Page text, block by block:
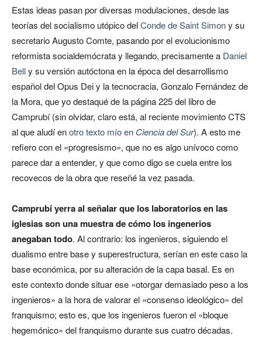
Estas ideas pasan por diversas modulaciones, desde las
teorías del socialismo utópico delConde de Saint Simony su
secretario Augusto Comte, pasando por el evolucionismo
reformista socialdemócrata y llegando, precisamente a Daniel
Belly su versión autóctona en la época del desarrollismo
español del Opus Dei y la tecnocracia, Gonzalo Fernández de
la Mora, que yo destaqué de la página 225 del libro de
Camprubí (sin olvidar, claro está, al reciente movimiento CTS
al que aludí enotro texto mío en Ciencia del Sur). A esto me
refiero con el «progresismo», que no es algo unívoco como
parece dar a entender, y que como digo se cuela entre los
recovecos de la obra que reseñé la vez pasada.
Camprubí yerra al señalar que los laboratorios en las
iglesias son una muestra de cómo los ingenerios
anegaban todo. Al contrario: los ingenieros, siguiendo el
dualismo entre base y superestructura, serían en este caso la
base económica, por su alteración de la capa basal. Es en
este contexto donde situar ese «otorgar demasiado peso a los
ingenieros» a la hora de valorar el «consenso ideológico» del
franquismo; esto es, que los ingenieros fueron el «bloque
hegemónico» del franquismo durante sus cuatro décadas.